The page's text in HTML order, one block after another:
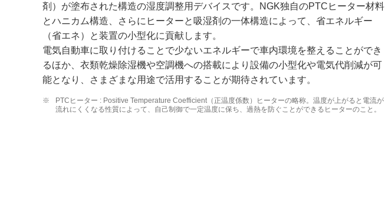
剤）が塗布された構造の湿度調整用デバイスです。NGK独自のPTCヒーター材料
とハニカム構造、さらにヒーターと吸湿剤の一体構造によって、省エネルギー
（省エネ）と装置の小型化に貢献します。
電気自動車に取り付けることで少ないエネルギーで車内環境を整えることができ
るほか、衣類乾燥除湿機や空調機への搭載により設備の小型化や電気代削減が可
能となり、さまざまな用途で活用することが期待されています。
※
PTCヒーター : Positive Temperature Coefficient（正温度係数）ヒーターの略称。温度が上がると電流が
流れにくくなる性質によって、自己制御で一定温度に保ち、過熱を防ぐことができるヒーターのこと。